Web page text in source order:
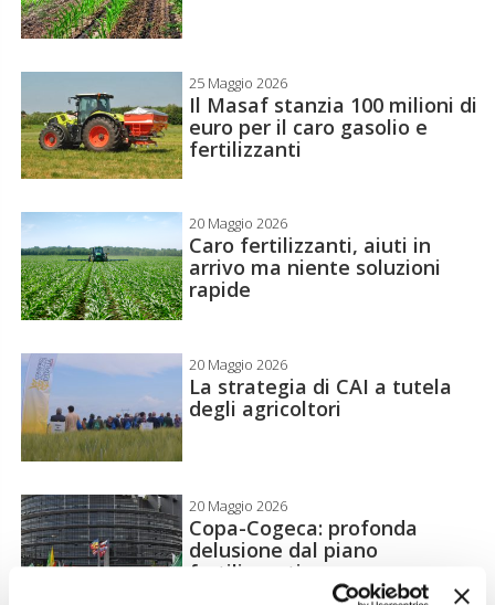
25 Maggio 2026
Il Masaf stanzia 100 milioni di
euro per il caro gasolio e
fertilizzanti
20 Maggio 2026
Caro fertilizzanti, aiuti in
arrivo ma niente soluzioni
rapide
20 Maggio 2026
La strategia di CAI a tutela
degli agricoltori
20 Maggio 2026
Copa-Cogeca: profonda
delusione dal piano
fertilizzanti